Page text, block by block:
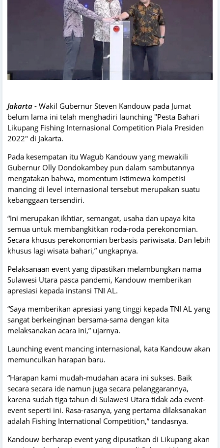
Jakarta - Wakil Gubernur Steven Kandouw pada Jumat
belum lama ini telah menghadiri launching "Pesta Bahari
Likupang Fishing Internasional Competition Piala Presiden
2022" di Jakarta.
Pada kesempatan itu Wagub Kandouw yang mewakili
Gubernur Olly Dondokambey pun dalam sambutannya
mengatakan bahwa, momentum istimewa kompetisi
mancing di level internasional tersebut merupakan suatu
kebanggaan tersendiri.
“Ini merupakan ikhtiar, semangat, usaha dan upaya kita
semua untuk membangkitkan roda-roda perekonomian.
Secara khusus perekonomian berbasis pariwisata. Dan lebih
khusus lagi wisata bahari,” ungkapnya.
Pelaksanaan event yang dipastikan melambungkan nama
Sulawesi Utara pasca pandemi, Kandouw memberikan
apresiasi kepada instansi TNI AL.
“Saya memberikan apresiasi yang tinggi kepada TNI AL yang
sangat berkeinginan bersama-sama dengan kita
melaksanakan acara ini,” ujarnya.
Launching event mancing internasional, kata Kandouw akan
memunculkan harapan baru.
“Harapan kami mudah-mudahan acara ini sukses. Baik
secara secara ide namun juga secara pelanggarannya,
karena sudah tiga tahun di Sulawesi Utara tidak ada event-
event seperti ini. Rasa-rasanya, yang pertama dilaksanakan
adalah Fishing International Competition,” tandasnya.
Kandouw berharap event yang dipusatkan di Likupang akan